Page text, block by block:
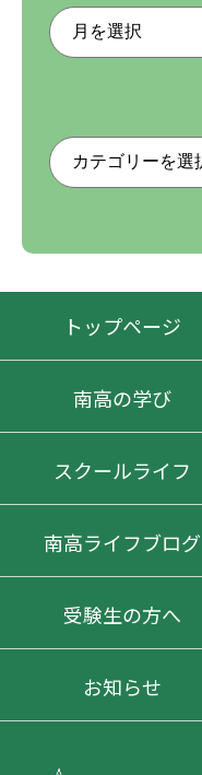
トップページ
南高の学び
スクールライフ
南高ライフブログ
受験生の方へ
お知らせ